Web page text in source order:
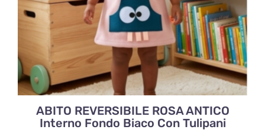
ABITO REVERSIBILE ROSA ANTICO
Interno Fondo Biaco Con Tulipani